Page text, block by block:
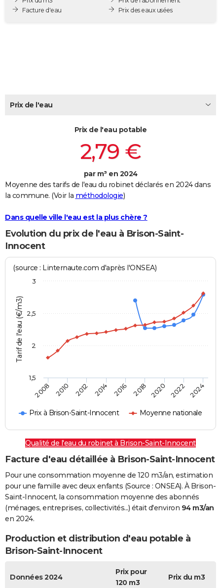
Destinations
City break
Voyage nature
Voyage de noces
Forum
Climat
PHOTO
Dictionnaire
Biographies
Citations
Expressions
Proverbes
Bricolage
Lifestyle
Culture
Sport
Auto
Television
Voyage
Cinema
Facture d'eau
Prix des eaux usées
Prix de l'eau
Prix de l'eau potable
2,79 €
par m³ en 2024
Moyenne des tarifs de l'eau du robinet déclarés en 2024 dans
la commune. (Voir la méthodologie)
Dans quelle ville l'eau est la plus chère ?
Evolution du prix de l'eau à Brison-Saint-
Innocent
Tarif de l'eau (€/m3)
(source : Linternaute.com d'après l'ONSEA)
Prix à Brison-Saint-Innocent Moyenne nationale
2008 2010 2012 2014 2016 2018 2020 2022 2024
2
2,5
3
1,5
Qualité de l'eau du robinet à Brison-Saint-Innocent
Facture d'eau détaillée à Brison-Saint-Innocent
Pour une consommation moyenne de 120 m3/an, estimation
pour une famille avec deux enfants (Source : ONSEA). À Brison-
Saint-Innocent, la consommation moyenne des abonnés
(ménages, entreprises, collectivités...) était d'environ 94 m3/an
en 2024.
Production et distribution d'eau potable à
Brison-Saint-Innocent
Données 2024
Prix pour
120 m3
Prix du m3